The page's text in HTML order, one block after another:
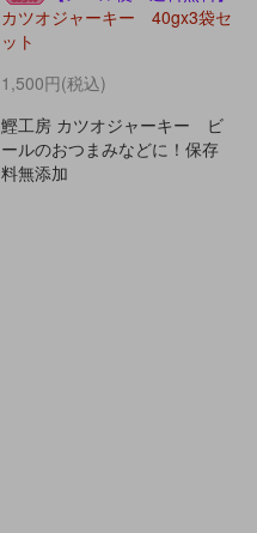
カツオジャーキー 40gx3袋セ
ット
1,500円(税込)
鰹工房 カツオジャーキー ビ
ールのおつまみなどに！保存
料無添加